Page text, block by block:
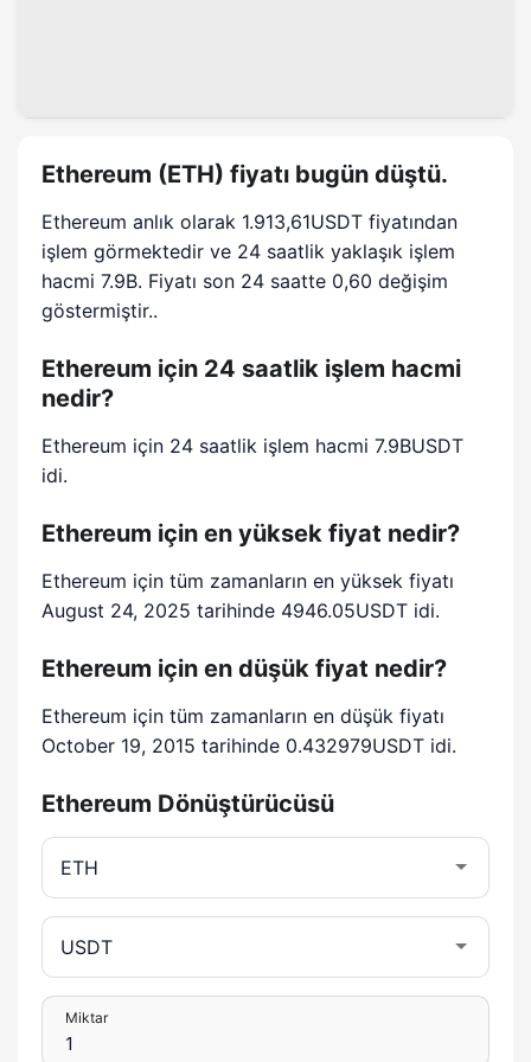
Ethereum (ETH) fiyatı bugün düştü.
Ethereum anlık olarak 1.913,61USDT fiyatından
işlem görmektedir ve 24 saatlik yaklaşık işlem
hacmi 7.9B. Fiyatı son 24 saatte 0,60 değişim
göstermiştir..
Ethereum için 24 saatlik işlem hacmi
nedir?
Ethereum için 24 saatlik işlem hacmi 7.9BUSDT
idi.
Ethereum için en yüksek fiyat nedir?
Ethereum için tüm zamanların en yüksek fiyatı
August 24, 2025 tarihinde 4946.05USDT idi.
Ethereum için en düşük fiyat nedir?
Ethereum için tüm zamanların en düşük fiyatı
October 19, 2015 tarihinde 0.432979USDT idi.
Ethereum Dönüştürücüsü
Miktar